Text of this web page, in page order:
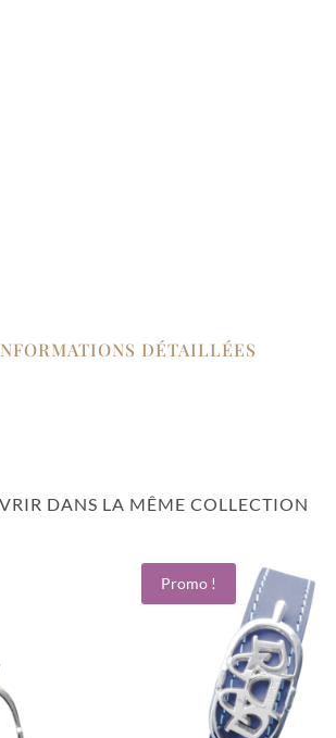
DÉTAILLÉES
DANS LA MÊME COLLECTION
Promo !